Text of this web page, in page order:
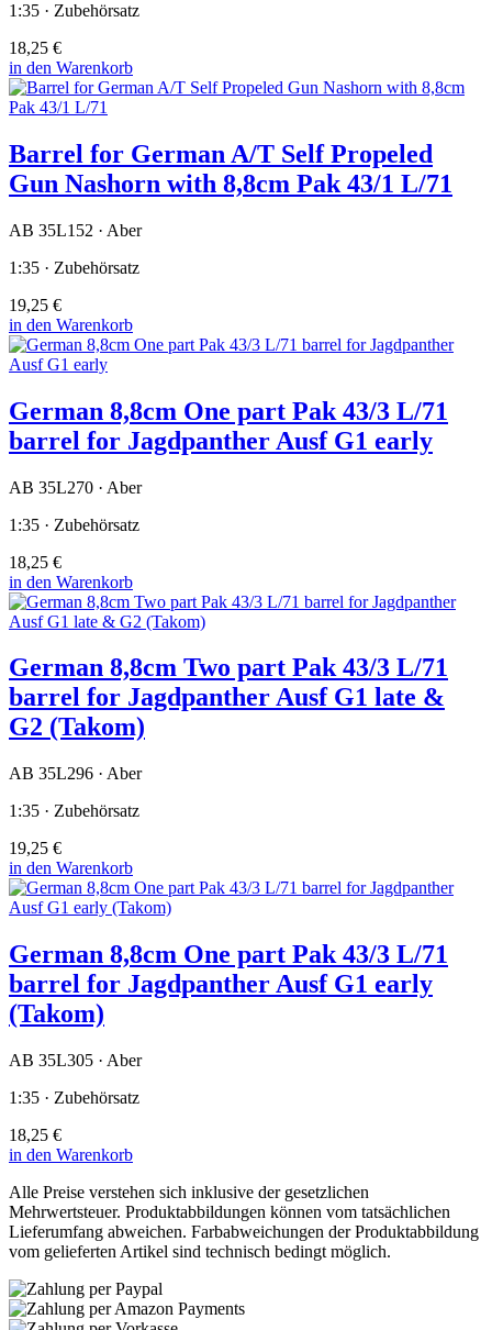
1:35 · Zubehörsatz
18,25 €
in den Warenkorb
Barrel for German A/T Self Propeled
Gun Nashorn with 8,8cm Pak 43/1 L/71
AB 35L152 · Aber
1:35 · Zubehörsatz
19,25 €
in den Warenkorb
German 8,8cm One part Pak 43/3 L/71
barrel for Jagdpanther Ausf G1 early
AB 35L270 · Aber
1:35 · Zubehörsatz
18,25 €
in den Warenkorb
German 8,8cm Two part Pak 43/3 L/71
barrel for Jagdpanther Ausf G1 late &
G2 (Takom)
AB 35L296 · Aber
1:35 · Zubehörsatz
19,25 €
in den Warenkorb
German 8,8cm One part Pak 43/3 L/71
barrel for Jagdpanther Ausf G1 early
(Takom)
AB 35L305 · Aber
1:35 · Zubehörsatz
18,25 €
in den Warenkorb
Alle Preise verstehen sich inklusive der gesetzlichen
Mehrwertsteuer. Produktabbildungen können vom tatsächlichen
Lieferumfang abweichen. Farbabweichungen der Produktabbildung
vom gelieferten Artikel sind technisch bedingt möglich.